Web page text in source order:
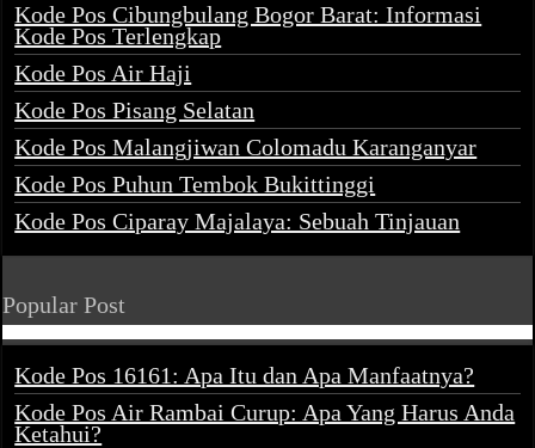
Kode Pos Cibungbulang Bogor Barat: Informasi
Kode Pos Terlengkap
Kode Pos Air Haji
Kode Pos Pisang Selatan
Kode Pos Malangjiwan Colomadu Karanganyar
Kode Pos Puhun Tembok Bukittinggi
Kode Pos Ciparay Majalaya: Sebuah Tinjauan
Popular Post
Kode Pos 16161: Apa Itu dan Apa Manfaatnya?
Kode Pos Air Rambai Curup: Apa Yang Harus Anda
Ketahui?